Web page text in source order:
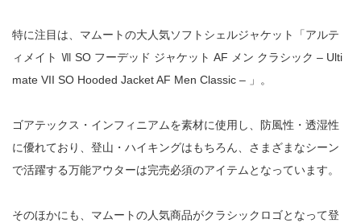
特に注目は、マムートの大人気ソフトシェルジャケット「アルテ
ィメイト Ⅶ SO フーデッド ジャケット AF メン クラシック – Ulti
mate VII SO Hooded Jacket AF Men Classic – 」。
ゴアテックス・インフィニアムを素材に使用し、防風性・透湿性
に優れており、登山・ハイキングはもちろん、さまざまなシーン
で活躍する万能アウターは完売必須のアイテムとなっています。
そのほかにも、マムートの人気商品がクラシックロゴとなって登